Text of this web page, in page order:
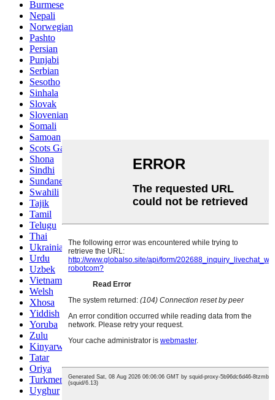
Burmese
Nepali
Norwegian
Pashto
Persian
Punjabi
Serbian
Sesotho
Sinhala
Slovak
Slovenian
Somali
Samoan
Scots Gaelic
Shona
Sindhi
Sundanese
Swahili
Tajik
Tamil
Telugu
Thai
Ukrainian
Urdu
Uzbek
Vietnamese
Welsh
Xhosa
Yiddish
Yoruba
Zulu
Kinyarwanda
Tatar
Oriya
Turkmen
Uyghur